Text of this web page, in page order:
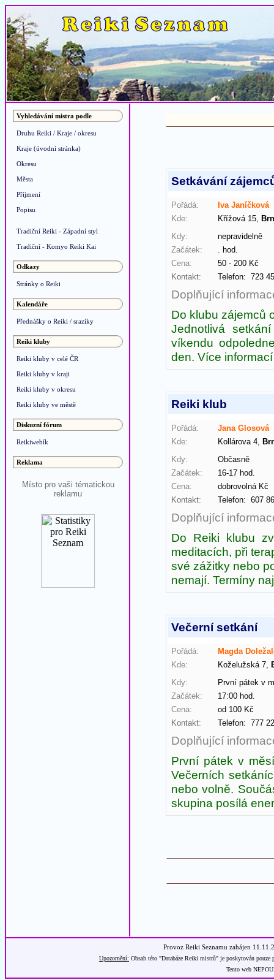
Vyhledávání mistra podle
Druhu Reiki / Kraje / okresu
Kraje (úvodní stránka)
Okresu
Města
Příjmení
Popisu
Tradiční Reiki - Západní styl
Tradiční - Komyo Reiki Kai
Odkazy
Stránky o Reiki
Kalendáře
Přednášky o Reiki / srazíky
Reiki kluby
Reiki kluby v celé ČR
Reiki kluby v kraji
Reiki kluby v okresu
Reiki kluby ve městě
Diskuzní fórum
Reikiwebík
Reklama
Místo pro vaši tématickou
reklamu
Setkávání
Pořádá:
Iva Janíčková
Kde:
Křížová 15,
Kdy:
nepravidelně
Začátek:
. hod.
Cena:
50 - 200 Kč
Kontakt:
Telefon: 723
Doplňující
Do klubu zájemců
Jednotlivá
víkendu
den. Více
Reiki klub
Pořádá:
Jana Glosová
Kde:
Kollárova 4,
Kdy:
Občasně
Začátek:
16-17 hod.
Cena:
dobrovolná Kč
Kontakt:
Telefon: 607
Doplňující
Do Reiki klubu
meditacích, při
své zážitky nebo
nemají. Termíny
Večerní setkání
Pořádá:
Magda
Kde:
Koželužská 7,
Kdy:
První pátek v
Začátek:
17:00 hod.
Cena:
od 100 Kč
Kontakt:
Telefon: 777
Doplňující
První pátek v
Večerních
nebo volně.
skupina posílá
Provoz Reiki Seznamu zahájen
Upozornění: Obsah této "Databáze Reiki mistrů" je poskytován
Tento web